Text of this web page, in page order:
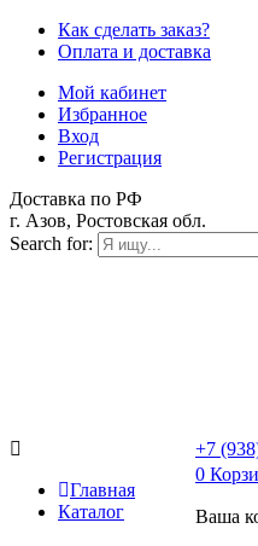
Как сделать заказ?
Оплата и доставка
Мой кабинет
Избранное
Вход
Регистрация
Доставка по РФ
г. Азов, Ростовская обл.
Search for:
+7
0
Ваша
Главная
Каталог